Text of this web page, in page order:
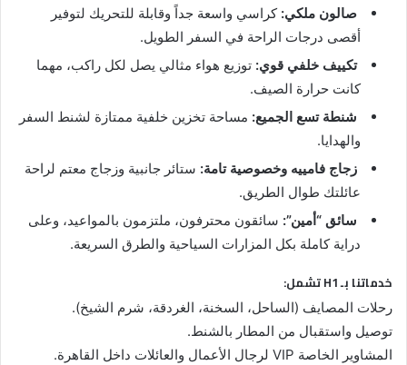
صالون ملكي: كراسي واسعة جداً وقابلة للتحريك لتوفير
أقصى درجات الراحة في السفر الطويل.
تكييف خلفي قوي: توزيع هواء مثالي يصل لكل راكب، مهما
كانت حرارة الصيف.
شنطة تسع الجميع: مساحة تخزين خلفية ممتازة لشنط السفر
والهدايا.
زجاج فامييه وخصوصية تامة: ستائر جانبية وزجاج معتم لراحة
عائلتك طوال الطريق.
سائق “أمين”: سائقون محترفون، ملتزمون بالمواعيد، وعلى
دراية كاملة بكل المزارات السياحية والطرق السريعة.
خدماتنا بـ H1 تشمل:
رحلات المصايف (الساحل، السخنة، الغردقة، شرم الشيخ).
توصيل واستقبال من المطار بالشنط.
المشاوير الخاصة VIP لرجال الأعمال والعائلات داخل القاهرة.